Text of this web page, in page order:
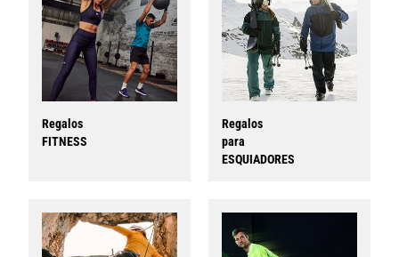
Regalos
FITNESS
Regalos
para
ESQUIADORES